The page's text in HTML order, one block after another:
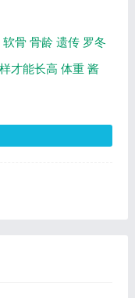
软骨 骨龄 遗传 罗冬
才能长高 体重 酱